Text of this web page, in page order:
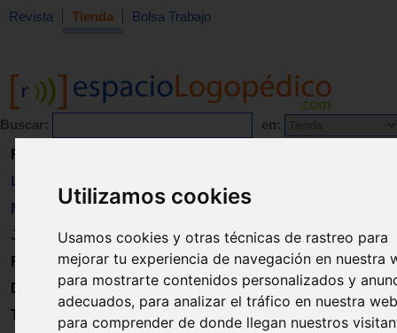
Utilizamos cookies
Usamos cookies y otras técnicas de rastreo para
mejorar tu experiencia de navegación en nuestra
para mostrarte contenidos personalizados y
adecuados, para analizar el tráfico en nuestra
para comprender de donde llegan nuestros
Revista Tienda Bolsa Trabajo
Buscar: en:
Revista
Libros
Material
Juguetes
Formación
Directorio
Trabajo